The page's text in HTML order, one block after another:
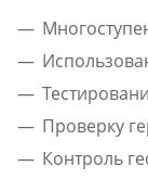
Проверку
Контроль